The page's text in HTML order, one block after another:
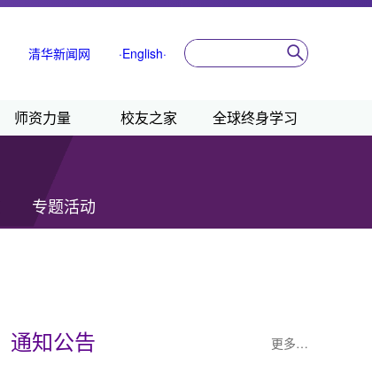
清华新闻网 ·English·
师资力量 校友之家 全球终身学习
专题活动
通知公告 更多…